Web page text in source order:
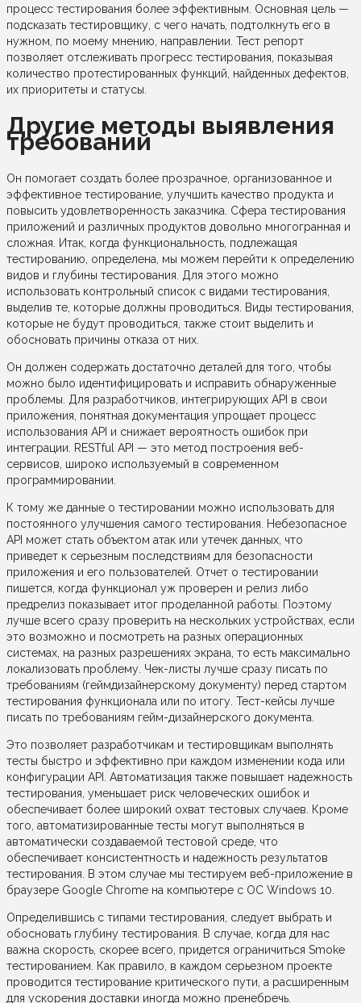
процесс тестирования более эффективным. Основная цель —
подсказать тестировщику, с чего начать, подтолкнуть его в
нужном, по моему мнению, направлении. Тест репорт
позволяет отслеживать прогресс тестирования, показывая
количество протестированных функций, найденных дефектов,
их приоритеты и статусы.
Другие методы выявления
требований
Он помогает создать более прозрачное, организованное и
эффективное тестирование, улучшить качество продукта и
повысить удовлетворенность заказчика. Сфера тестирования
приложений и различных продуктов довольно многогранная и
сложная. Итак, когда функциональность, подлежащая
тестированию, определена, мы можем перейти к определению
видов и глубины тестирования. Для этого можно
использовать контрольный список с видами тестирования,
выделив те, которые должны проводиться. Виды тестирования,
которые не будут проводиться, также стоит выделить и
обосновать причины отказа от них.
Он должен содержать достаточно деталей для того, чтобы
можно было идентифицировать и исправить обнаруженные
проблемы. Для разработчиков, интегрирующих API в свои
приложения, понятная документация упрощает процесс
использования API и снижает вероятность ошибок при
интеграции. RESTful API — это метод построения веб-
сервисов, широко используемый в современном
программировании.
К тому же данные о тестировании можно использовать для
постоянного улучшения самого тестирования. Небезопасное
API может стать объектом атак или утечек данных, что
приведет к серьезным последствиям для безопасности
приложения и его пользователей. Отчет о тестировании
пишется, когда функционал уж проверен и релиз либо
предрелиз показывает итог проделанной работы. Поэтому
лучше всего сразу проверить на нескольких устройствах, если
это возможно и посмотреть на разных операционных
системах, на разных разрешениях экрана, то есть максимально
локализовать проблему. Чек-листы лучше сразу писать по
требованиям (геймдизайнерскому документу) перед стартом
тестирования функционала или по итогу. Тест-кейсы лучше
писать по требованиям гейм-дизайнерского документа.
Это позволяет разработчикам и тестировщикам выполнять
тесты быстро и эффективно при каждом изменении кода или
конфигурации API. Автоматизация также повышает надежность
тестирования, уменьшает риск человеческих ошибок и
обеспечивает более широкий охват тестовых случаев. Кроме
того, автоматизированные тесты могут выполняться в
автоматически создаваемой тестовой среде, что
обеспечивает консистентность и надежность результатов
тестирования. В этом случае мы тестируем веб-приложение в
браузере Google Chrome на компьютере с ОС Windows 10.
Определившись с типами тестирования, следует выбрать и
обосновать глубину тестирования. В случае, когда для нас
важна скорость, скорее всего, придется ограничиться Smoke
тестированием. Как правило, в каждом серьезном проекте
проводится тестирование критического пути, а расширенным
для ускорения доставки иногда можно пренебречь.